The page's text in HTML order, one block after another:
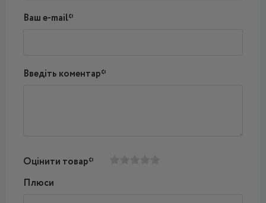
Ваш e-mail*
Введіть коментар*
Оцінити товар*
Плюси